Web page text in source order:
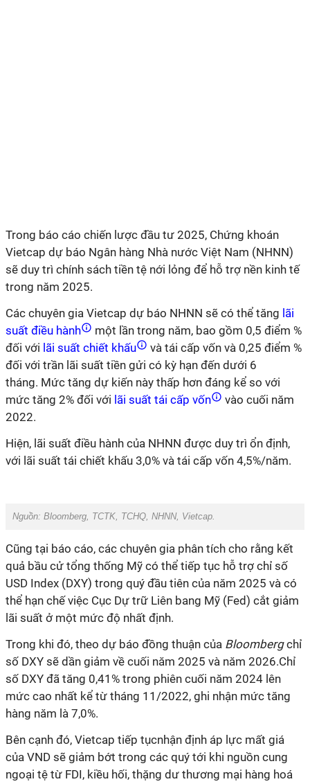
Trong báo cáo chiến lược đầu tư 2025, Chứng khoán
Vietcap dự báo Ngân hàng Nhà nước Việt Nam (NHNN)
sẽ duy trì chính sách tiền tệ nới lỏng để hỗ trợ nền kinh tế
trong năm 2025.
Các chuyên gia Vietcap dự báo NHNN sẽ có thể tăng lãi
suất điều hành
một lần trong năm, bao gồm 0,5 điểm %
đối với lãi suất chiết khấu
và tái cấp vốn và 0,25 điểm %
đối với trần lãi suất tiền gửi có kỳ hạn đến dưới 6
tháng. Mức tăng dự kiến này thấp hơn đáng kể so với
mức tăng 2% đối với lãi suất tái cấp vốn
vào cuối năm
2022.
Hiện, lãi suất điều hành của NHNN được duy trì ổn định,
với lãi suất tái chiết khấu 3,0% và tái cấp vốn 4,5%/năm.
Nguồn: Bloomberg, TCTK, TCHQ, NHNN, Vietcap.
Cũng tại báo cáo, các chuyên gia phân tích cho rằng kết
quả bầu cử tổng thống Mỹ có thể tiếp tục hỗ trợ chỉ số
USD Index (DXY) trong quý đầu tiên của năm 2025 và có
thể hạn chế việc Cục Dự trữ Liên bang Mỹ (Fed) cắt giảm
lãi suất ở một mức độ nhất định.
Trong khi đó, theo dự báo đồng thuận của Bloombergchỉ
số DXY sẽ dần giảm về cuối năm 2025 và năm 2026.Chỉ
số DXY đã tăng 0,41% trong phiên cuối năm 2024 lên
mức cao nhất kể từ tháng 11/2022, ghi nhận mức tăng
hàng năm là 7,0%.
Bên cạnh đó, Vietcap tiếp tụcnhận định áp lực mất giá
của VND sẽ giảm bớt trong các quý tới khi nguồn cung
ngoại tệ từ FDI, kiều hối, thặng dư thương mại hàng hoá